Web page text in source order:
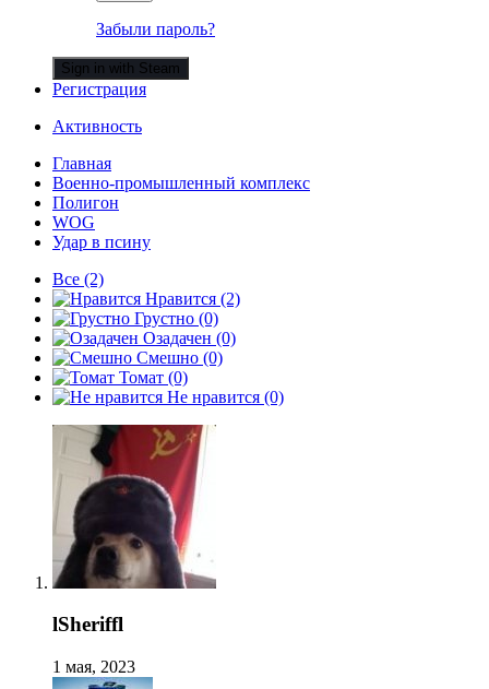
Забыли пароль?
Sign in with Steam
Регистрация
Активность
Главная
Военно-промышленный комплекс
Полигон
WOG
Удар в псину
Все (2)
Нравится (2)
Грустно (0)
Озадачен (0)
Смешно (0)
Томат (0)
Не нравится (0)
lSheriffl
1 мая, 2023